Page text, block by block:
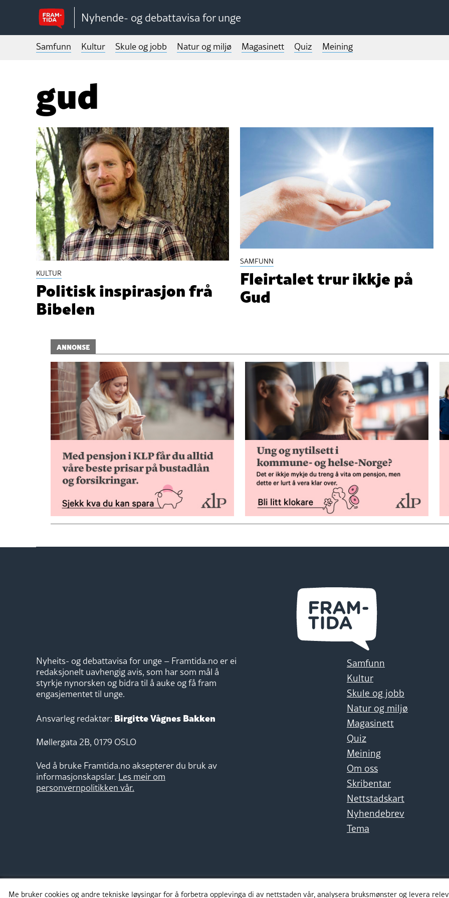
Nyhende- og debattavisa for unge
Samfunn Kultur Skule og jobb Natur og miljø Magasinett Quiz Meining
gud
KULTUR
Politisk inspirasjon frå
Bibelen
SAMFUNN
Fleirtalet trur ikkje på
Gud
ANNONSE
Nyheits- og debattavisa for unge – Framtida.no er ei
redaksjonelt uavhengig avis, som har som mål å
styrkje nynorsken og bidra til å auke og få fram
engasjementet til unge.
Ansvarleg redaktør: Birgitte Vågnes Bakken
Møllergata 2B, 0179 OSLO
Ved å bruke Framtida.no aksepterer du bruk av
informasjonskapslar. Les meir om
personvernpolitikken vår.
Samfunn
Kultur
Skule og jobb
Natur og miljø
Magasinett
Quiz
Meining
Om oss
Skribentar
Nettstadskart
Nyhendebrev
Tema
Me bruker cookies og andre tekniske løysingar for å forbetra opplevinga di av nettstaden vår, analysera bruksmønster og levera